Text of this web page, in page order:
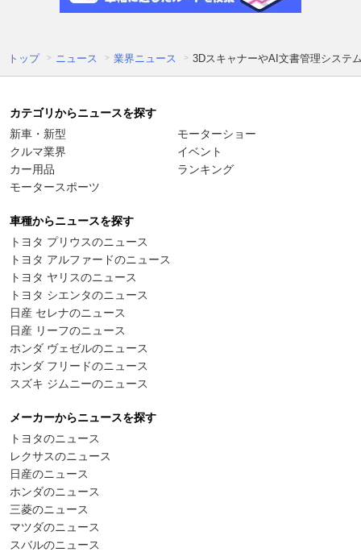
トップ ニュース 業界ニュース 3DスキャナーやAI文書管理システ
カテゴリからニュースを探す
新車・新型
クルマ業界
カー用品
モータースポーツ
モーターショー
イベント
ランキング
車種からニュースを探す
トヨタ プリウスのニュース
トヨタ アルファードのニュース
トヨタ ヤリスのニュース
トヨタ シエンタのニュース
日産 セレナのニュース
日産 リーフのニュース
ホンダ ヴェゼルのニュース
ホンダ フリードのニュース
スズキ ジムニーのニュース
メーカーからニュースを探す
トヨタのニュース
レクサスのニュース
日産のニュース
ホンダのニュース
三菱のニュース
マツダのニュース
スバルのニュース